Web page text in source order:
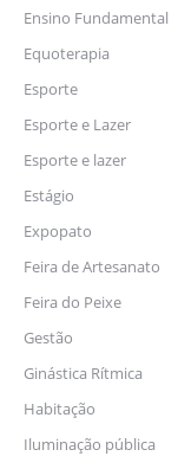
Ensino Fundamental
Equoterapia
Esporte
Esporte e Lazer
Esporte e lazer
Estágio
Expopato
Feira de Artesanato
Feira do Peixe
Gestão
Ginástica Rítmica
Habitação
Iluminação pública